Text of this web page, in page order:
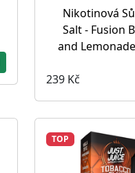
Nikotinová
Salt - Fusion
and
239 Kč
TOP